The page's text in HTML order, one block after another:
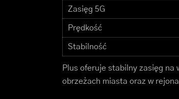
Zasięg 5G
Prędkość
Stabilność
Plus oferuje stabilny zasięg na
obrzeżach miasta oraz w